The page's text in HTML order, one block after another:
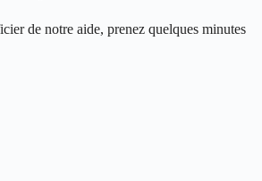
de notre aide, prenez quelques minutes